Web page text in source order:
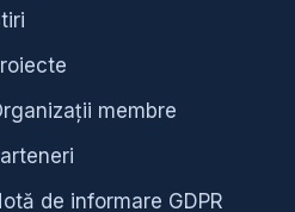
membre
de informare GDPR